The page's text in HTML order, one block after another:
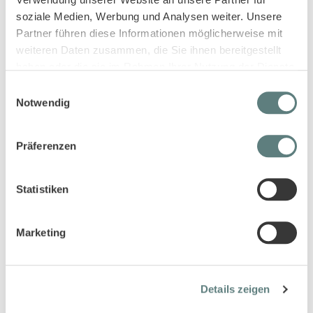
soziale Medien, Werbung und Analysen weiter. Unsere
Partner führen diese Informationen möglicherweise mit
weiteren Daten zusammen, die Sie ihnen bereitgestellt
Notwendig
Präferenzen
Statistiken
Marketing
Details zeigen
T-Shirt für Kinder in hellblau,
10,95 €
T-Shirt für Kinder mit Krokodil-